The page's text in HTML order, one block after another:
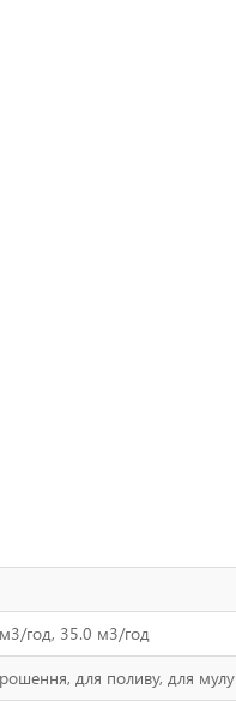
год, 35.0 м3/год
для поливу, для мулу